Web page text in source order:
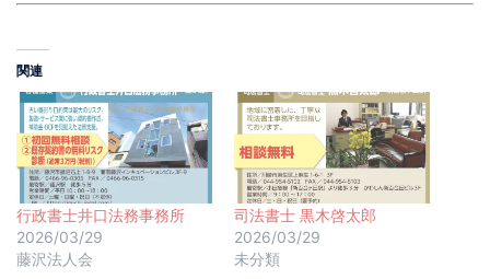
関連
行政書士井口法務事務所
2026/03/29
藤沢法人会
司法書士 黒木啓太郎
2026/03/29
未分類